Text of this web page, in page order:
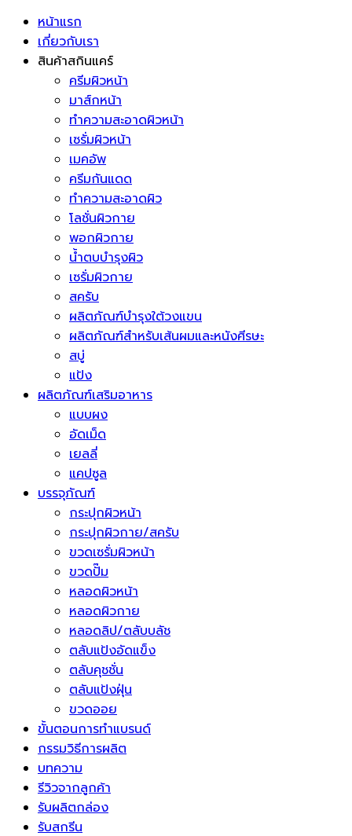
หน้าแรก
เกี่ยวกับเรา
สินค้าสกินแคร์
ครีมผิวหน้า
มาส์กหน้า
ทำความสะอาดผิวหน้า
เซรั่มผิวหน้า
เมคอัพ
ครีมกันแดด
ทำความสะอาดผิว
โลชั่นผิวกาย
พอกผิวกาย
น้ำตบบำรุงผิว
เซรั่มผิวกาย
สครับ
ผลิตภัณฑ์บำรุงใต้วงแขน
ผลิตภัณฑ์สำหรับเส้นผมและหนังศีรษะ
สบู่
แป้ง
ผลิตภัณฑ์เสริมอาหาร
แบบผง
อัดเม็ด
เยลลี่
แคปซูล
บรรจุภัณฑ์
กระปุกผิวหน้า
กระปุกผิวกาย/สครับ
ขวดเซรั่มผิวหน้า
ขวดปั๊ม
หลอดผิวหน้า
หลอดผิวกาย
หลอดลิป/ตลับบลัช
ตลับแป้งอัดแข็ง
ตลับคุชชั่น
ตลับแป้งฝุ่น
ขวดออย
ขั้นตอนการทำแบรนด์
กรรมวิธีการผลิต
บทความ
รีวิวจากลูกค้า
รับผลิตกล่อง
รับสกรีน